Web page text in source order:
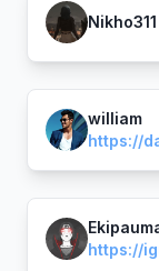
Nikho311
william
https://